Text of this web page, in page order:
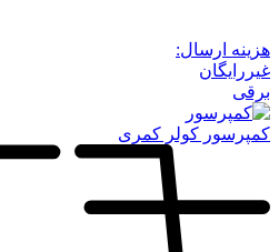
هزینه ارسال:
غیررایگان
برقی
کمپرسور کولر کمری